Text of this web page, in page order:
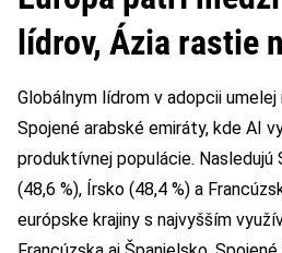
lídrov, Ázia rastie
Globálnym lídrom v adopcii
Spojené arabské emiráty, kde AI
produktívnej populácie. Nasledujú
(48,6 %), Írsko (48,4 %) a
európske krajiny s najvyšším